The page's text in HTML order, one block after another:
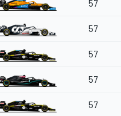
57
57
57
57
57